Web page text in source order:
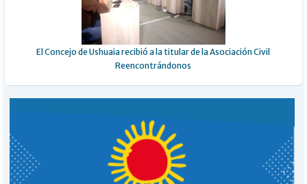
El Concejo de Ushuaia recibió a la titular de la Asociación Civil
Reencontrándonos